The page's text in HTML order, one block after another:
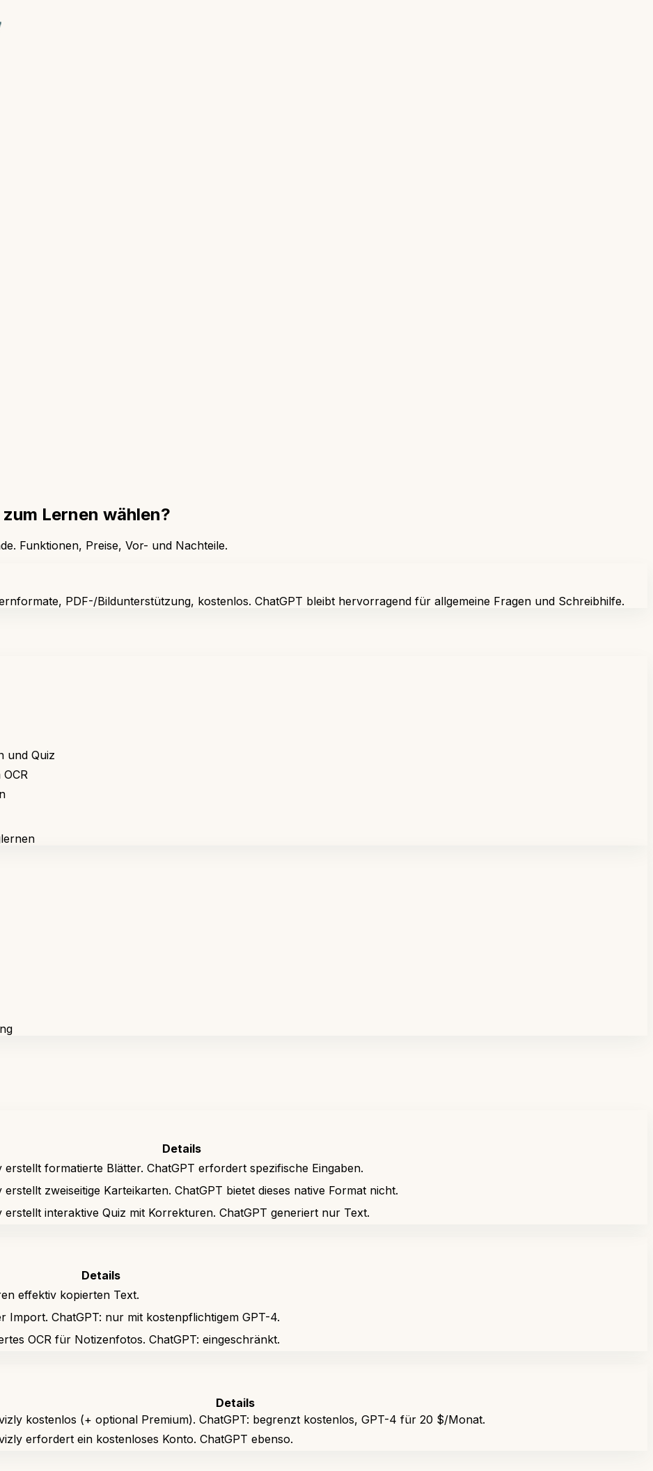
Lernen wählen?
Funktionen, Preise, Vor- und Nachteile.
PDF-/Bildunterstützung, kostenlos. ChatGPT bleibt hervorragend für allgemeine Fragen und Schreibhilfe.
und Quiz
Details
erstellt formatierte Blätter. ChatGPT erfordert spezifische Eingaben.
erstellt zweiseitige Karteikarten. ChatGPT bietet dieses native Format nicht.
erstellt interaktive Quiz mit Korrekturen. ChatGPT generiert nur Text.
Details
effektiv kopierten Text.
Import. ChatGPT: nur mit kostenpflichtigem GPT-4.
OCR für Notizenfotos. ChatGPT: eingeschränkt.
Details
kostenlos (+ optional Premium). ChatGPT: begrenzt kostenlos, GPT-4 für 20 $/Monat.
erfordert ein kostenloses Konto. ChatGPT ebenso.